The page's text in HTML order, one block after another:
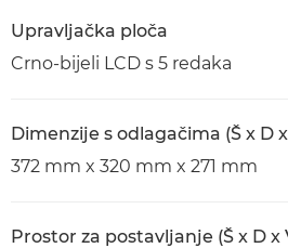
Upravljačka ploča
Crno-bijeli LCD s 5 redaka
Dimenzije s odlagačima (Š x D
372 mm x 320 mm x 271 mm
Prostor za postavljanje (Š x D x